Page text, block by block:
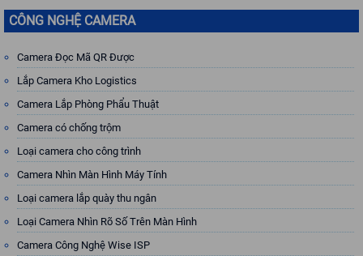
CÔNG NGHỆ CAMERA
Camera Đọc Mã QR Được
Lắp Camera Kho Logistics
Camera Lắp Phòng Phẩu Thuật
Camera có chống trộm
Loại camera cho công trình
Camera Nhìn Màn Hình Máy Tính
Loại camera lắp quày thu ngân
Loại Camera Nhìn Rõ Số Trên Màn Hình
Camera Công Nghệ Wise ISP